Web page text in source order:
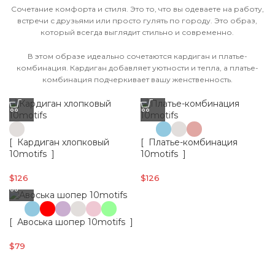
Сочетание комфорта и стиля. Это то, что вы одеваете на работу,
встречи с друзьями или просто гулять по городу. Это образ,
который всегда выглядит стильно и современно.
В этом образе идеально сочетаются кардиган и платье-
комбинация. Кардиган добавляет уютности и тепла, а платье-
комбинация подчеркивает вашу женственность.
[ Кардиган хлопковый
10motifs ]
$126
[ Платье-комбинация
10motifs ]
$126
[ Авоська шопер 10motifs ]
$79